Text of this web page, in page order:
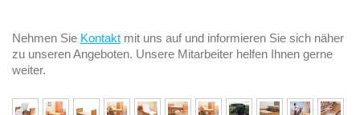
Nehmen Sie Kontakt mit uns auf und informieren Sie sich näher
zu unseren Angeboten. Unsere Mitarbeiter helfen Ihnen gerne
weiter.